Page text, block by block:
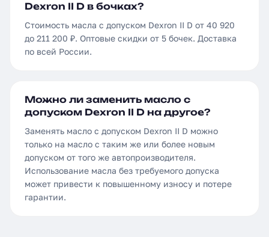
Dexron II D в бочках?
Стоимость масла с допуском Dexron II D от 40 920
до 211 200 ₽. Оптовые скидки от 5 бочек. Доставка
по всей России.
Можно ли заменить масло с
допуском Dexron II D на другое?
Заменять масло с допуском Dexron II D можно
только на масло с таким же или более новым
допуском от того же автопроизводителя.
Использование масла без требуемого допуска
может привести к повышенному износу и потере
гарантии.